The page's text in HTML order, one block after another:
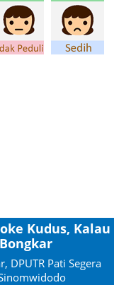
Kudus, Kalau
DPUTR Pati Segera